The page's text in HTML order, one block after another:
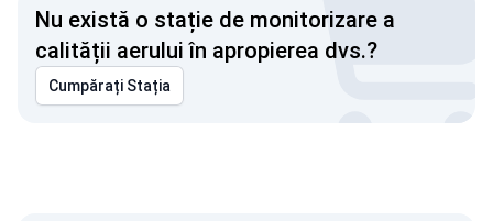
Nu există o stație de monitorizare a
calității aerului în apropierea dvs.?
Cumpărați Stația